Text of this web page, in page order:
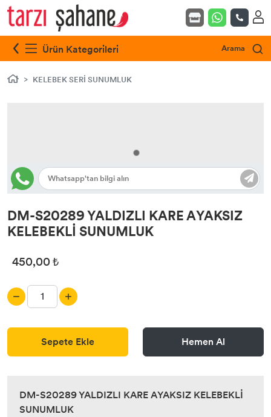
Ürün Kategorileri Arama
KELEBEK SERİ SUNUMLUK
DM-S20289 YALDIZLI KARE AYAKSIZ
KELEBEKLİ SUNUMLUK
450,00 ₺
Sepete Ekle Hemen Al
DM-S20289 YALDIZLI KARE AYAKSIZ KELEBEKLİ
SUNUMLUK